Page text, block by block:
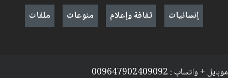
إنسانيات
ثقافة وإعلام منوعات ملفات
موبايل + واتساب : 009647902409092